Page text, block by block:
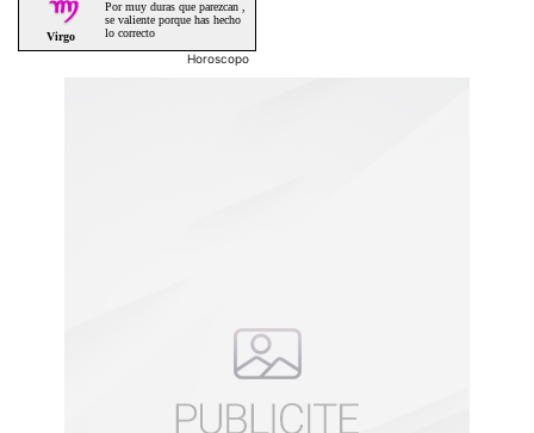
Horoscopo